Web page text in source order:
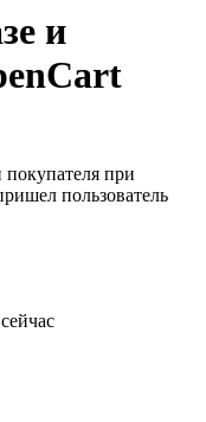
и
покупателя при
пользователь